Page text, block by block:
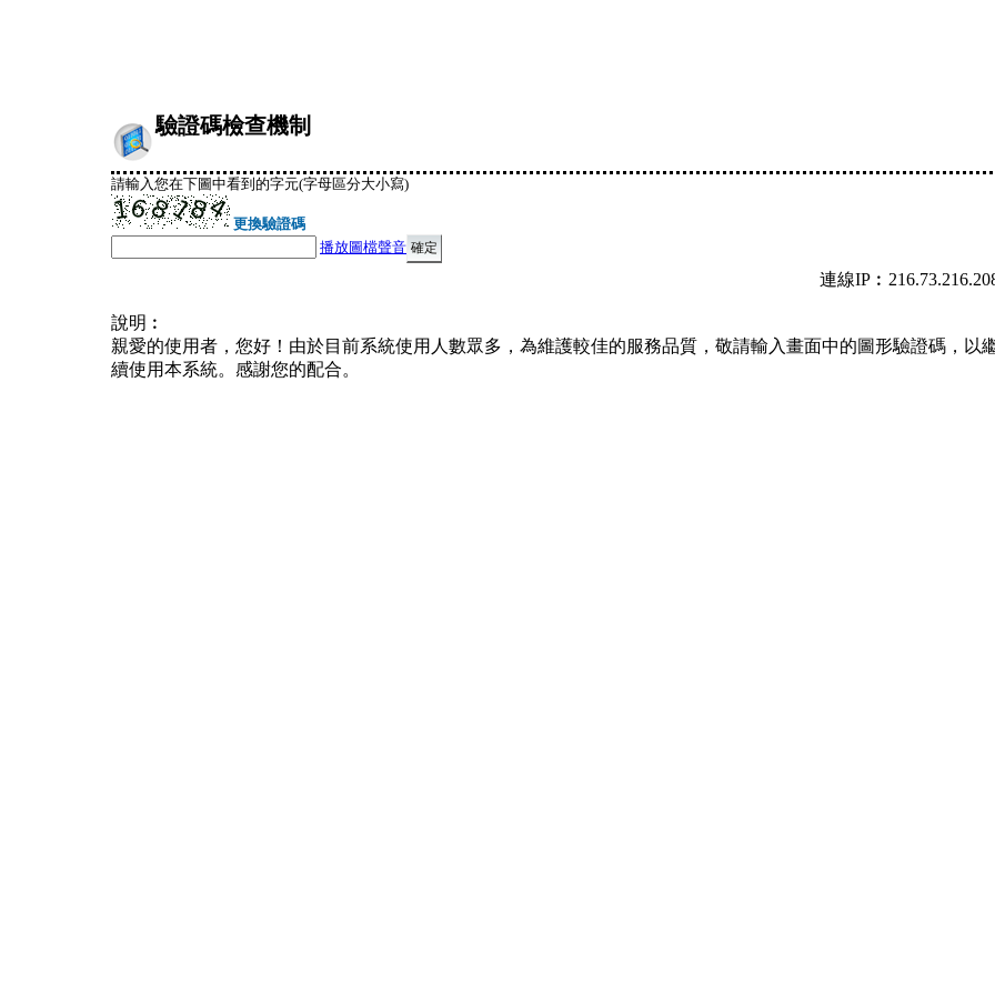
驗證碼檢查機制
請輸入您在下圖中看到的字元(字母區分大小寫)
更換驗證碼
播放圖檔聲音
連線
說明︰
親愛的使用者，您好！由於目前系統使用人數眾多，為維護較佳的服務品質，敬請輸入畫面中的圖形驗證碼，以
續使用本系統。感謝您的配合。